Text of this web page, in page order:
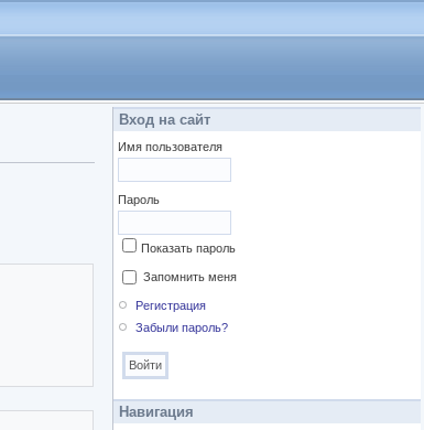
Вход на сайт
Имя пользователя
Пароль
Показать пароль
Запомнить меня
Регистрация
Забыли пароль?
Навигация